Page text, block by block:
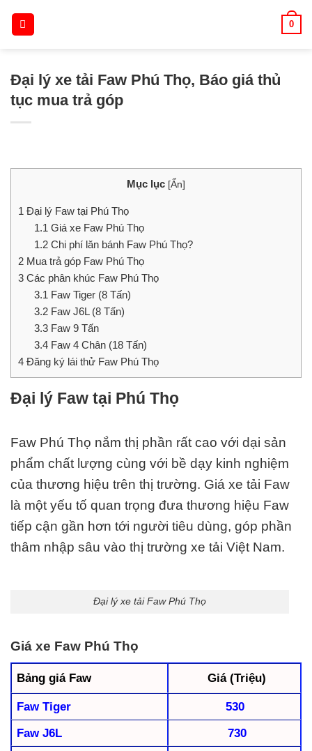
0
Đại lý xe tải Faw Phú Thọ, Báo giá thủ
tục mua trả góp
Mục lục [Ẩn]
1 Đại lý Faw tại Phú Thọ
1.1 Giá xe Faw Phú Thọ
1.2Chi phí lăn bánh Faw Phú Thọ?
2 Mua trả góp Faw Phú Thọ
3 Các phân khúc Faw Phú Thọ
3.1 Faw Tiger (8 Tấn)
3.2Faw J6L (8 Tấn)
3.3Faw 9 Tấn
3.4Faw 4 Chân (18 Tấn)
4 Đăng ký lái thử Faw Phú Thọ
Đại lý Faw tại Phú Thọ
Faw Phú Thọ nắm thị phần rất cao với dại sản
phẩm chất lượng cùng với bề dạy kinh nghiệm
của thương hiệu trên thị trường. Giá xe tải Faw
là một yếu tố quan trọng đưa thương hiệu Faw
tiếp cận gần hơn tới người tiêu dùng, góp phần
thâm nhập sâu vào thị trường xe tải Việt Nam.
Đại lý xe tải Faw Phú Thọ
Giá xe Faw Phú Thọ
Bảng giá Faw Giá (Triệu)
Faw Tiger
530
Faw J6L
730